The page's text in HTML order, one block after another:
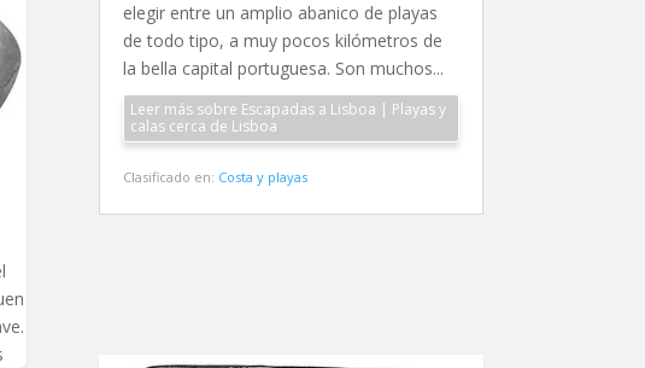
elegir entre un amplio abanico de playas
de todo tipo, a muy pocos kilómetros de
la bella capital portuguesa. Son muchos...
Leer más sobre Escapadas a Lisboa | Playas y
calas cerca de Lisboa
Clasificado en: Costa y playas